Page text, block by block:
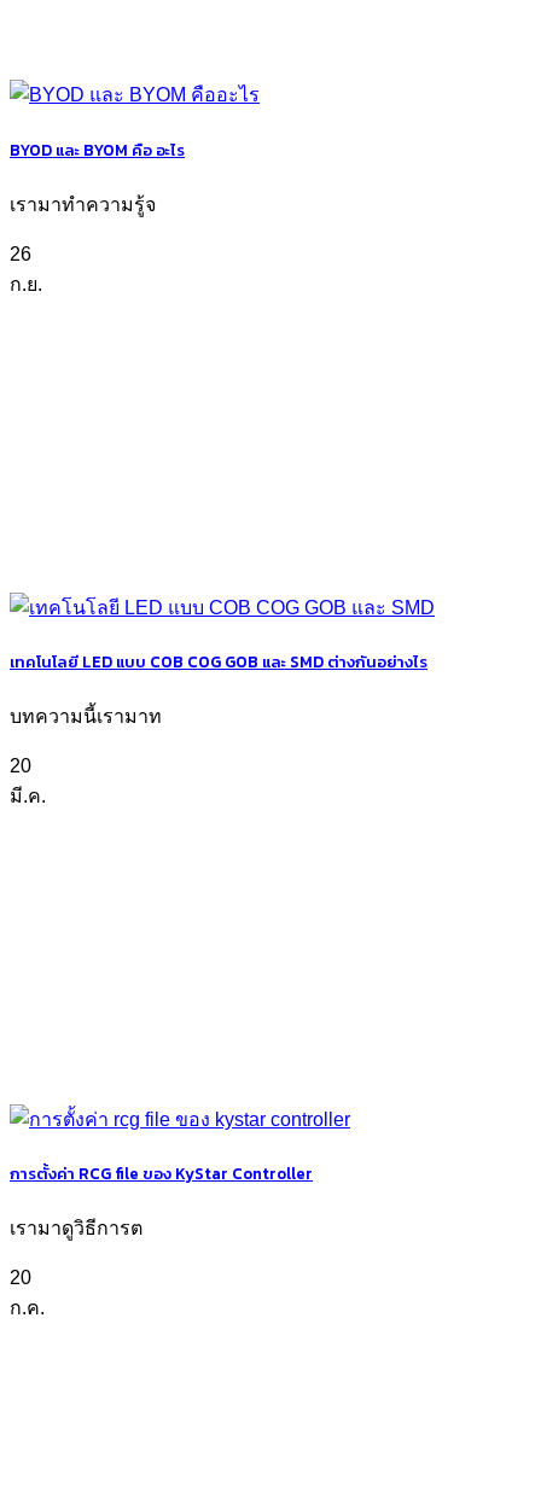
BYOD และ BYOM คือ อะไร
เรามาทำความรู้จ
26
ก.ย.
เทคโนโลยี LED แบบ COB COG GOB และ SMD ต่างกันอย่างไร
บทความนี้เรามาท
20
มี.ค.
การตั้งค่า RCG file ของ KyStar Controller
เรามาดูวิธีการต
20
ก.ค.